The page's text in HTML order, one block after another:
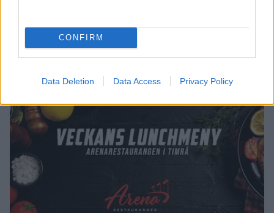
CONFIRM
Data Deletion Data Access Privacy Policy
LUNCHMENY VECKA 32
Publicerad:2026-08-04 1 min läsning